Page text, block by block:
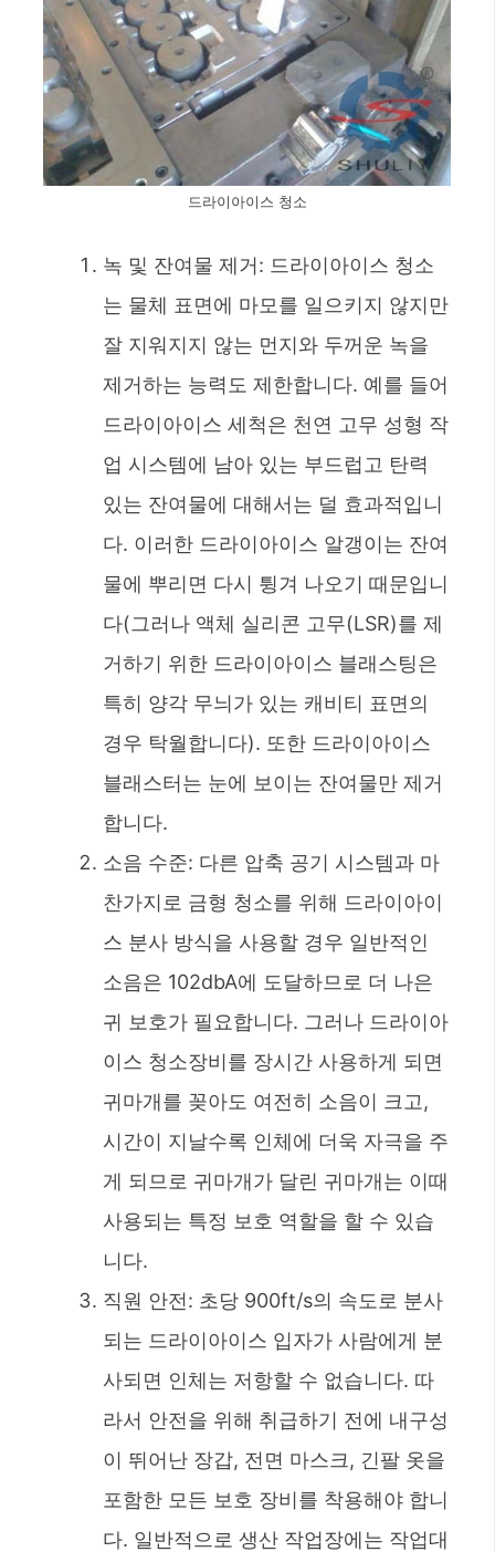
드라이아이스 청소
녹 및 잔여물 제거: 드라이아이스 청소
는 물체 표면에 마모를 일으키지 않지만
잘 지워지지 않는 먼지와 두꺼운 녹을
제거하는 능력도 제한합니다. 예를 들어
드라이아이스 세척은 천연 고무 성형 작
업 시스템에 남아 있는 부드럽고 탄력
있는 잔여물에 대해서는 덜 효과적입니
다. 이러한 드라이아이스 알갱이는 잔여
물에 뿌리면 다시 튕겨 나오기 때문입니
다(그러나 액체 실리콘 고무(LSR)를 제
거하기 위한 드라이아이스 블래스팅은
특히 양각 무늬가 있는 캐비티 표면의
경우 탁월합니다). 또한 드라이아이스
블래스터는 눈에 보이는 잔여물만 제거
합니다.
소음 수준: 다른 압축 공기 시스템과 마
찬가지로 금형 청소를 위해 드라이아이
스 분사 방식을 사용할 경우 일반적인
소음은 102dbA에 도달하므로 더 나은
귀 보호가 필요합니다. 그러나 드라이아
이스 청소장비를 장시간 사용하게 되면
귀마개를 꽂아도 여전히 소음이 크고,
시간이 지날수록 인체에 더욱 자극을 주
게 되므로 귀마개가 달린 귀마개는 이때
사용되는 특정 보호 역할을 할 수 있습
니다.
직원 안전: 초당 900ft/s의 속도로 분사
되는 드라이아이스 입자가 사람에게 분
사되면 인체는 저항할 수 없습니다. 따
라서 안전을 위해 취급하기 전에 내구성
이 뛰어난 장갑, 전면 마스크, 긴팔 옷을
포함한 모든 보호 장비를 착용해야 합니
다. 일반적으로 생산 작업장에는 작업대